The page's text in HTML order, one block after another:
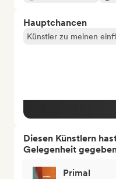
Hauptchancen
Künstler zu meinen
Diesen Künstlern
Gelegenheit
Primal